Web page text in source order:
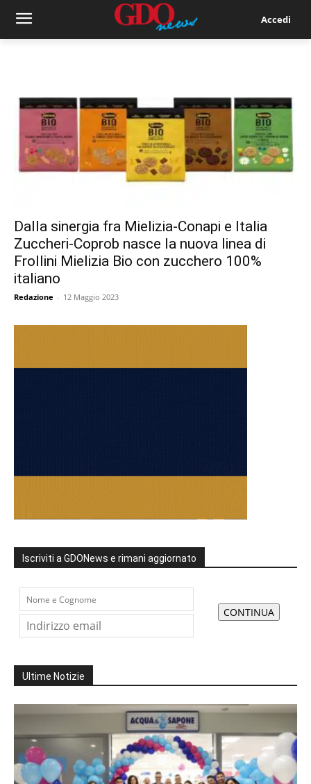
Accedi
Dalla sinergia fra Mielizia-Conapi e Italia
Zuccheri-Coprob nasce la nuova linea di
Frollini Mielizia Bio con zucchero 100%
italiano
Redazione - 12 Maggio 2023
Iscriviti a GDONews e rimani aggiornato
Ultime Notizie